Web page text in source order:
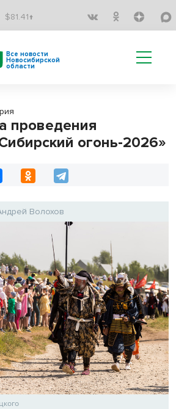
$81.41↑
Все новости
Новосибирской
области
проведения
огонь-2026»
Волохов